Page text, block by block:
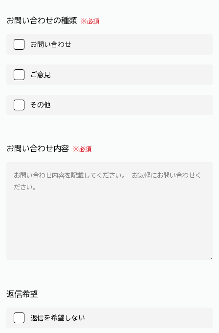
お問い合わせの種類 ※必須
お問い合わせ
ご意見
その他
お問い合わせ内容 ※必須
返信希望
返信を希望しない